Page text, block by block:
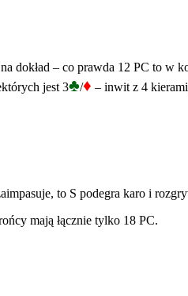
dokład – co prawda 12 PC to w
jest 3♣/♦ – inwit z 4
to S podegra karo i
mają łącznie tylko 18 PC.